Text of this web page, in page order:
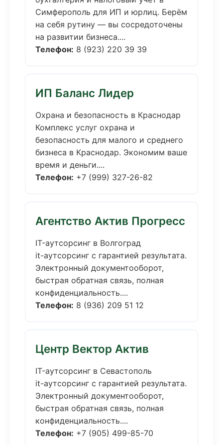
Симферополь для ИП и юрлиц. Берём
на себя рутину — вы сосредоточены
на развитии бизнеса....
Телефон: 8 (923) 220 39 39
ИП Баланс Лидер
Охрана и безопасность в Краснодар
Комплекс услуг охрана и
безопасность для малого и среднего
бизнеса в Краснодар. Экономим ваше
время и деньги....
Телефон: +7 (999) 327-26-82
Агентство Актив Прогресс
IT-аутсорсинг в Волгоград
it-аутсорсинг с гарантией результата.
Электронный документооборот,
быстрая обратная связь, полная
конфиденциальность....
Телефон: 8 (936) 209 51 12
Центр Вектор Актив
IT-аутсорсинг в Севастополь
it-аутсорсинг с гарантией результата.
Электронный документооборот,
быстрая обратная связь, полная
конфиденциальность....
Телефон: +7 (905) 499-85-70